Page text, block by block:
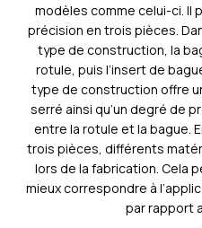
modèles comme celui-ci. Il
précision en trois pièces.
type de construction, la
rotule, puis l’insert de
type de construction offre
serré ainsi qu’un degré de
entre la rotule et la bague.
trois pièces, différents
lors de la fabrication. Cela
mieux correspondre à
par rapport